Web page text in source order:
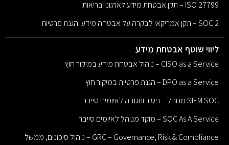
ISO 27799 – תקן אבטחת מידע לארגוני בריאות
SOC 2 – תקן אמריקאי לבקרה על אבטחה מידע והגנת פרטיות
ליווי שוטף אבטחת מידע
CISO as a Service – ניהול אבטחת מידע במיקור חוץ
DPO as a Service – הגנת פרטיות במיקור חוץ
SIEM SOC מנוהל – ניטור ותגובה לאיומים סייבר
SOC As A Service – מוקד מנוהל לאיומים סייבר
GRC – Governance, Risk & Compliance – ניהול סיכונים, ממשל